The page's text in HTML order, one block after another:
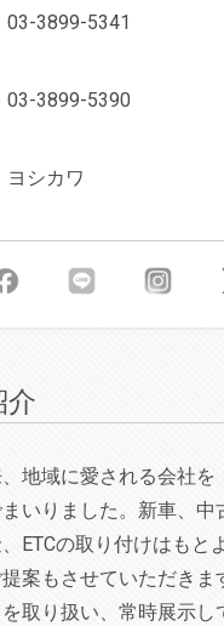
03-3899-5341
03-3899-5390
ヨシカワ
介
地域に愛される会社
いりました。新車、中
ETCの取り付けはもと
案もさせていただきま
取り扱い、常時展示し